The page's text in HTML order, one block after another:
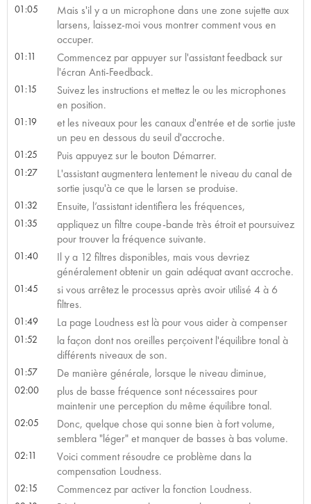
01:05
Mais s'il y a un microphone dans une zone sujette aux
larsens, laissez-moi vous montrer comment vous en
occuper.
01:11
Commencez par appuyer sur l'assistant feedback sur
l'écran Anti-Feedback.
01:15
Suivez les instructions et mettez le ou les microphones
en position.
01:19
et les niveaux pour les canaux d'entrée et de sortie juste
un peu en dessous du seuil d'accroche.
01:25 Puis appuyez sur le bouton Démarrer.
01:27
L'assistant augmentera lentement le niveau du canal de
sortie jusqu'à ce que le larsen se produise.
01:32 Ensuite, l’assistant identifiera les fréquences,
01:35
appliquez un filtre coupe-bande très étroit et poursuivez
pour trouver la fréquence suivante.
01:40
Il y a 12 filtres disponibles, mais vous devriez
généralement obtenir un gain adéquat avant accroche.
01:45
si vous arrêtez le processus après avoir utilisé 4 à 6
filtres.
01:49 La page Loudness est là pour vous aider à compenser
01:52
la façon dont nos oreilles perçoivent l'équilibre tonal à
différents niveaux de son.
01:57 De manière générale, lorsque le niveau diminue,
02:00
plus de basse fréquence sont nécessaires pour
maintenir une perception du même équilibre tonal.
02:05
Donc, quelque chose qui sonne bien à fort volume,
semblera "léger" et manquer de basses à bas volume.
02:11
Voici comment résoudre ce problème dans la
compensation Loudness.
02:15 Commencez par activer la fonction Loudness.